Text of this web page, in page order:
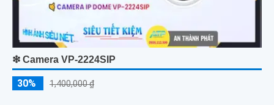
❇ Camera VP-2224SIP
30% 1,400,000 ₫